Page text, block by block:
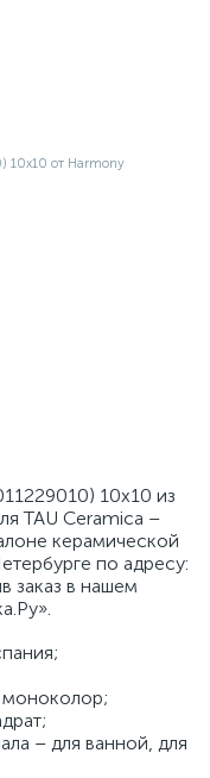
10x10 из
TAU Ceramica –
керамической
по адресу:
заказ в нашем
моноколор;
– для ванной, для